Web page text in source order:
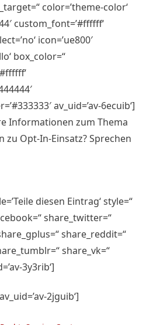
color=’theme-color‘
custom_font=’#ffffff‘
icon=’ue800′
box_color=“
av_uid=’av-6ecuib‘]
Informationen zum Thema
zu Opt-In-Einsatz? Sprechen
diesen Eintrag‘ style=“
share_twitter=“
share_reddit=“
share_vk=“
3y3rib‘]
2jguib‘]